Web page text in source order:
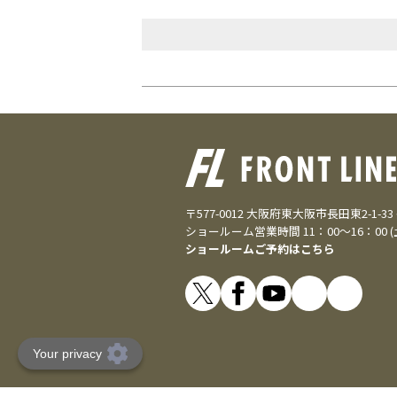
〒577-0012 大阪府東大阪市長田東2-1-
ショールーム営業時間 11：00～16：00
ショールームご予約はこちら